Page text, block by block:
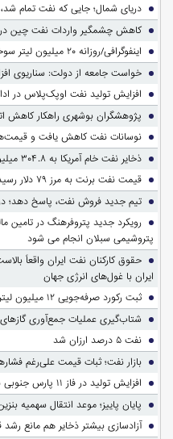
دریای شمال؛ جایی که نفت تمام
کاهش چشمگیر واردات نفت چین در
اینفوگرافی/روزانه ۲۰ میلیون لیتر سوخت در کشور قاچاق می‌شود
خواست جامعه از دولت: سناریوی
افزایش تولید نفت اوپک‌پلاس در
پژوهشگران بوشهری راهکار کاهش
نوسانات نفت کاهش یافت و
ذخایر نفت خام آمریکا به ۳۰۴.۸ میلیون بشکه رسید
قیمت نفت برنت به مرز ۷۹ دلار رسید
تیم جدید فروش نفت، پاسخ دهد؛
رویکرد جدید پتروفرهنگ در تامین
پتروشیمی سبلان انجام می شود
حقوق کارکنان نفت ایران واقعاً
ایران با غول‌های انرژی جهان
ثبت رکورد صرفه‌جویی ۱۲ میلیون لیتری بنزین با تمرکز بر سوخت گاز
شتاب‌گیری عملیات جمع‌آوری
نفت ۵ درصد ارزان شد
بازار نفت؛ ثبات قیمت علی‌رغم
افزایش تولید در فاز ۱۱ پارس جنوبی به ۲۸ میلیون مترمکعب در روز
پایان پاییز؛ موعد انتقال سهمیه
آزادسازی بیشتر ذخایر هم مانع